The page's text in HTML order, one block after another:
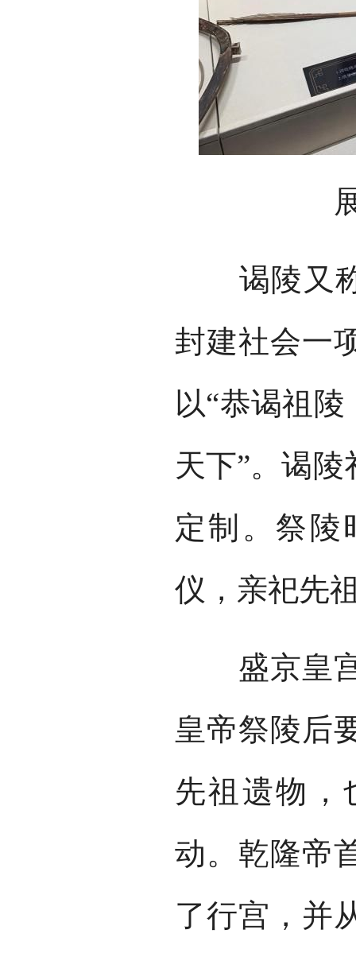
谒陵又称
封建社会一
以“恭谒祖
天下”。谒
定制。祭陵
仪，亲祀先
盛京皇宫
皇帝祭陵后
先祖遗物，
动。乾隆帝
了行宫，并